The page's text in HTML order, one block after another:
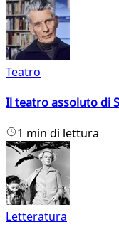
Teatro
Il teatro assoluto di
1 min di lettura
Letteratura